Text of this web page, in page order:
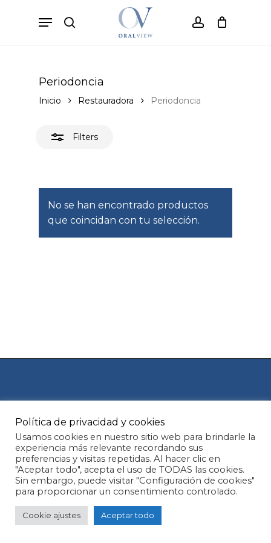
search account
Menu
Cart
Subtotal: 0,00 €
Ver carrito
Periodoncia
Inicio Restauradora Periodoncia
Filters
No se han encontrado productos
que coincidan con tu selección.
Aviso legal Política de Cookies
Política de privacidad
© 2026 Oral view.
Política de privacidad y cookies
Usamos cookies en nuestro sitio web para brindarle la
experiencia más relevante recordando sus
preferencias y visitas repetidas. Al hacer clic en
"Aceptar todo", acepta el uso de TODAS las cookies.
Sin embargo, puede visitar "Configuración de cookies"
para proporcionar un consentimiento controlado.
Cookie ajustes Aceptar todo